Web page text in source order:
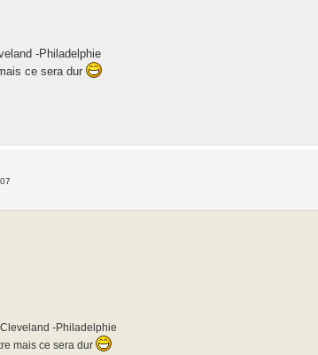
-Philadelphie
ce sera dur
-Philadelphie
mais ce sera dur